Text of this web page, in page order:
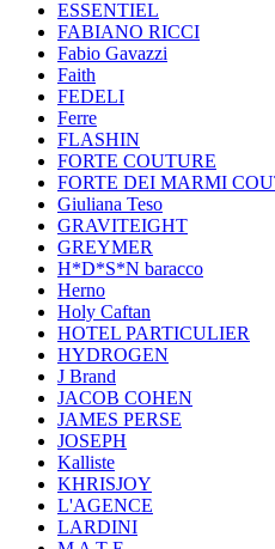
ESSENTIEL
FABIANO RICCI
Fabio Gavazzi
Faith
FEDELI
Ferre
FLASHIN
FORTE COUTURE
FORTE DEI MARMI
Giuliana Teso
GRAVITEIGHT
GREYMER
H*D*S*N baracco
Herno
Holy Caftan
HOTEL PARTICULIER
HYDROGEN
J Brand
JACOB COHEN
JAMES PERSE
JOSEPH
Kalliste
KHRISJOY
L'AGENCE
LARDINI